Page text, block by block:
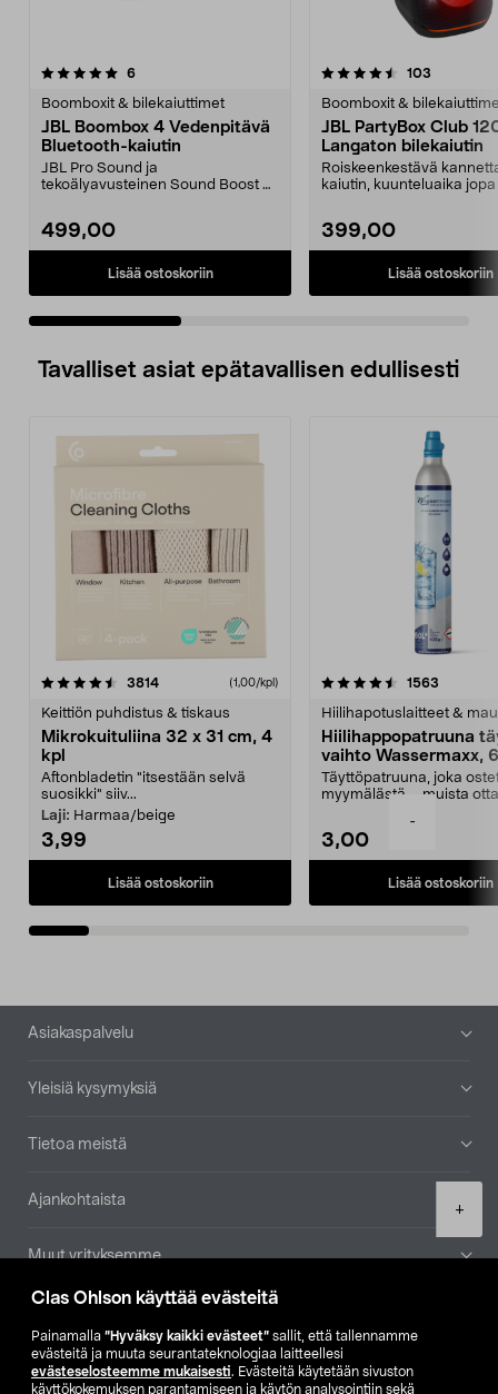
Clas Ohlson käyttää evästeitä
Painamalla ”Hyväksy kaikki evästeet” sallit, että tallennamme
evästeitä ja muuta seurantateknologiaa laitteellesi
evästeselosteemme mukaisesti. Evästeitä käytetään sivuston
käyttökokemuksen parantamiseen ja käytön analysointiin sekä
-
+
6arvostelut
Boomboxit & bilekaiuttimet
JBL Boombox 4 Vedenpitävä
Bluetooth-kaiutin
JBL Pro Sound ja
tekoälyavusteinen Sound Boost –
499,00
Lisää ostoskoriin
4.5 viidestä
103
Boomboxit &
JBL PartyBox Club
Langaton bilekaiutin
Roiskeenkestävä
kaiutin, kuunteluaika jopa
399,00
Lisää ostoskoriin
4.5 viidestä
Tavalliset asiat epätavallisen edullisesti
3814arvostelut (1,00/kpl)
Keittiön puhdistus & tiskaus
Mikrokuituliina 32 x 31 cm, 4
kpl
Aftonbladetin "itsestään selvä
suosikki" siiv...
Laji: Harmaa/beige
3,99
Lisää ostoskoriin
4.5viidestä
1563
Hiilihapotuslaitteet &
Hiilihappopatruuna
vaihto Wassermaxx,
Täyttöpatruuna, joka
myymälästä – muista
3,00
Lisää ostoskoriin
4.5viidestä
Alatunniste
Asiakaspalvelu
Yleisiä kysymyksiä
Tietoa meistä
Ajankohtaista
Muut yrityksemme
Etsi myymälä
SE NO FI